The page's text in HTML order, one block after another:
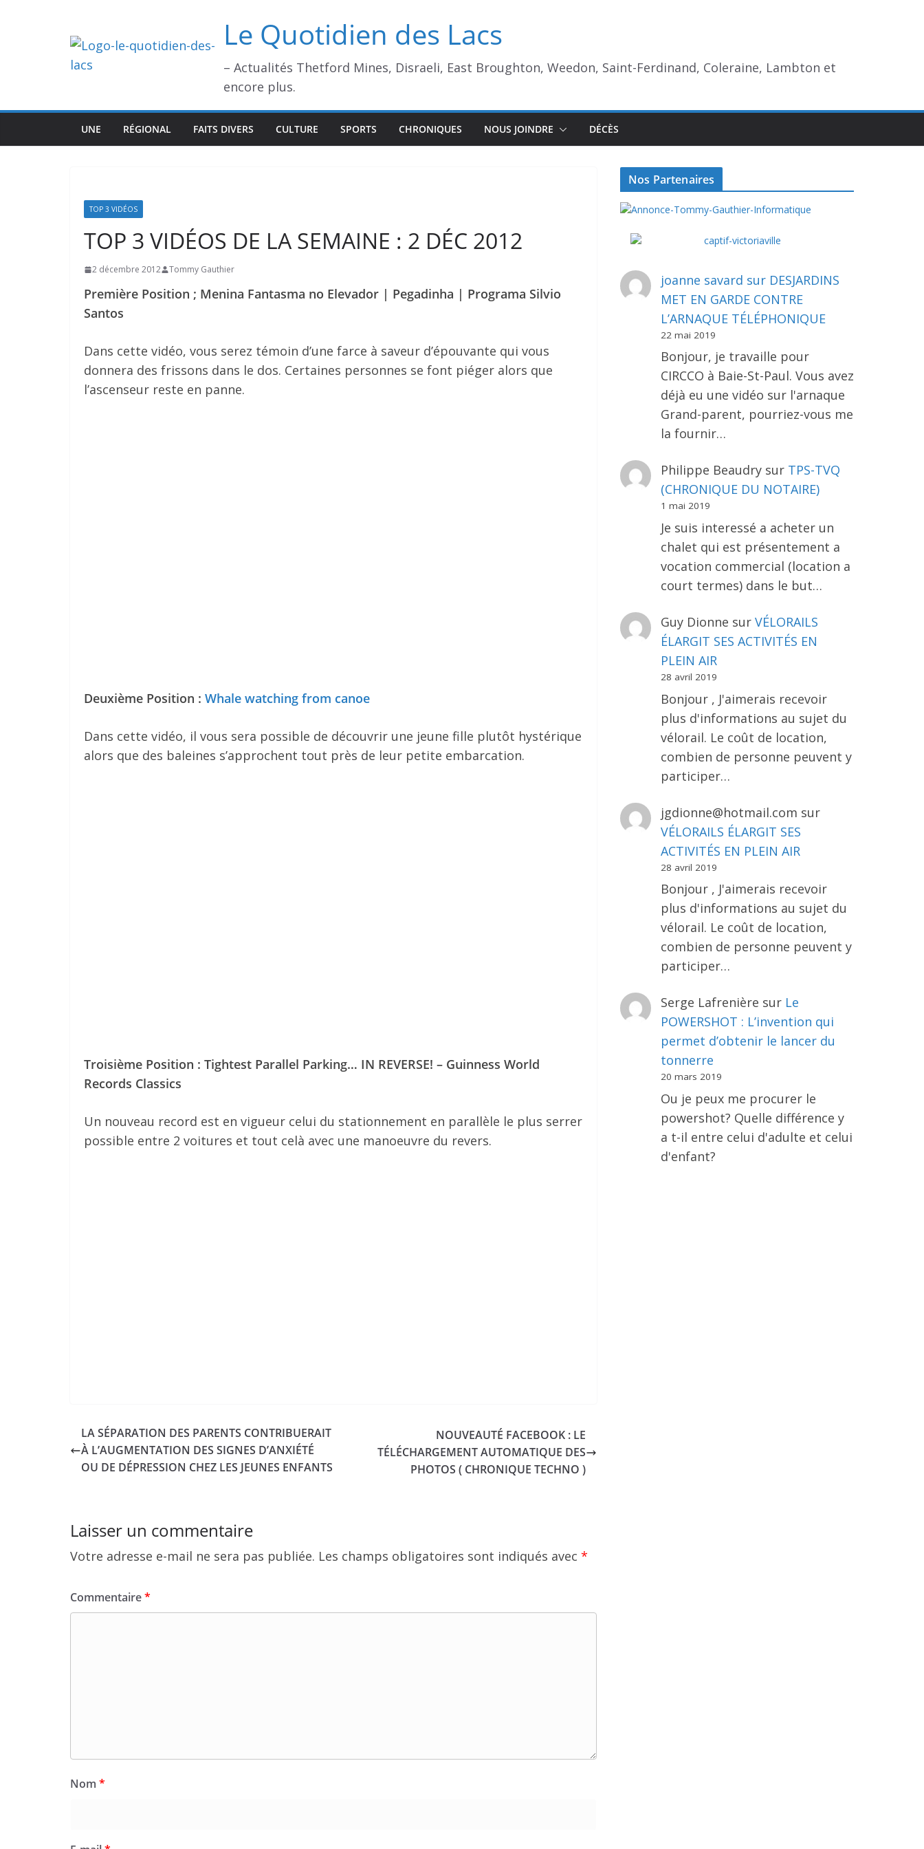
Le Quotidien des Lacs
– Actualités Thetford Mines, Disraeli, East Broughton, Weedon, Saint-Ferdinand, Coleraine, Lambton et
encore plus.
UNE RÉGIONAL FAITS DIVERS CULTURE SPORTS CHRONIQUES NOUS JOINDRE DÉCÈS
TOP 3 VIDÉOS
TOP 3 VIDÉOS DE LA SEMAINE : 2 DÉC 2012
2 décembre 2012 Tommy Gauthier
Première Position ; Menina Fantasma no Elevador | Pegadinha | Programa Silvio
Santos
Dans cette vidéo, vous serez témoin d’une farce à saveur d’épouvante qui vous
donnera des frissons dans le dos. Certaines personnes se font piéger alors que
l’ascenseur reste en panne.
Deuxième Position : Whale watching from canoe
Dans cette vidéo, il vous sera possible de découvrir une jeune fille plutôt hystérique
alors que des baleines s’approchent tout près de leur petite embarcation.
Troisième Position : Tightest Parallel Parking… IN REVERSE! – Guinness World
Records Classics
Un nouveau record est en vigueur celui du stationnement en parallèle le plus serrer
possible entre 2 voitures et tout celà avec une manoeuvre du revers.
LA SÉPARATION DES PARENTS CONTRIBUERAIT
À L’AUGMENTATION DES SIGNES D’ANXIÉTÉ
OU DE DÉPRESSION CHEZ LES JEUNES ENFANTS
NOUVEAUTÉ FACEBOOK : LE
TÉLÉCHARGEMENT AUTOMATIQUE DES
PHOTOS ( CHRONIQUE TECHNO )
Laisser un commentaire
Votre adresse e-mail ne sera pas publiée. Les champs obligatoires sont indiqués avec *
Commentaire*
Nom *
Nos Partenaires
joanne savard sur DESJARDINS
MET EN GARDE CONTRE
L’ARNAQUE TÉLÉPHONIQUE
22 mai 2019
Bonjour, je travaille pour
CIRCCO à Baie-St-Paul. Vous avez
déjà eu une vidéo sur l'arnaque
Grand-parent, pourriez-vous me
la fournir…
Philippe Beaudrysur TPS-TVQ
(CHRONIQUE DU NOTAIRE)
1 mai 2019
Je suis interessé a acheter un
chalet qui est présentement a
vocation commercial (location a
court termes) dans le but…
Guy Dionne sur VÉLORAILS
ÉLARGIT SES ACTIVITÉS EN
PLEIN AIR
28 avril 2019
Bonjour , J'aimerais recevoir
plus d'informations au sujet du
vélorail. Le coût de location,
combien de personne peuvent y
participer…
jgdionne@hotmail.com sur
VÉLORAILS ÉLARGIT SES
ACTIVITÉS EN PLEIN AIR
28 avril 2019
Bonjour , J'aimerais recevoir
plus d'informations au sujet du
vélorail. Le coût de location,
combien de personne peuvent y
participer…
Serge Lafrenière sur Le
POWERSHOT : L’invention qui
permet d’obtenir le lancer du
tonnerre
20 mars 2019
Ou je peux me procurer le
powershot? Quelle différence y
a t-il entre celui d'adulte et celui
d'enfant?